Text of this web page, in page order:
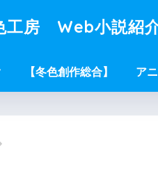
工房 Web小説紹
【冬色創作総合】 ア